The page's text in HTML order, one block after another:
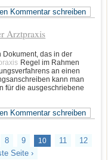
Kommentar schreiben
Arztpraxis
Dokument, das in der
Regel im Rahmen
an einen
kann man
für die ausgeschriebene
Kommentar schreiben
8 9 10 11
12
Seite ›